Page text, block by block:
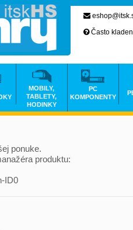
ponuke.
produktu:
ID0
Často
MOBILY,
TABLETY,
HODINKY
PC
KOMPONENTY